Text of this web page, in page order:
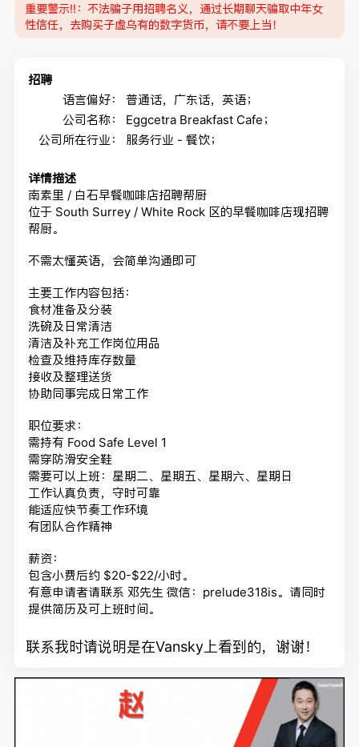
重要警示‼️：不法骗子用招聘名义，通过长期聊天骗取中年女
性信任，去购买子虚乌有的数字货币，请不要上当！
招聘
语言偏好：
普通话，广东话，英语；
公司名称：
Eggcetra Breakfast Cafe；
公司所在行业：
服务行业 - 餐饮；
详情描述
南素里 / 白石早餐咖啡店招聘帮厨
位于 South Surrey / White Rock 区的早餐咖啡店现招聘
帮厨。
不需太懂英语，会简单沟通即可
主要工作内容包括：
食材准备及分装
洗碗及日常清洁
清洁及补充工作岗位用品
检查及维持库存数量
接收及整理送货
协助同事完成日常工作
职位要求：
需持有 Food Safe Level 1
需穿防滑安全鞋
需要可以上班：星期二、星期五、星期六、星期日
工作认真负责，守时可靠
能适应快节奏工作环境
有团队合作精神
薪资：
包含小费后约 $20-$22/小时。
有意申请者请联系 邓先生 微信：prelude318is。请同时
提供简历及可上班时间。
联系我时请说明是在Vansky上看到的，谢谢！